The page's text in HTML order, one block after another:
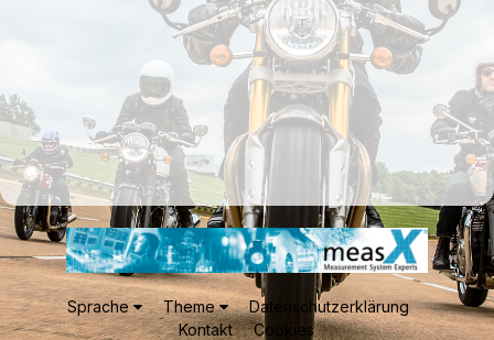
Sprache Theme
Datenschutzerklärung
Kontakt
Cookies